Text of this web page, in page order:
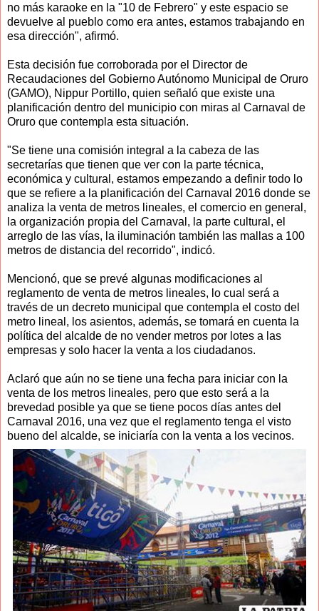
no más karaoke en la "10 de Febrero" y este espacio se
devuelve al pueblo como era antes, estamos trabajando en
esa dirección", afirmó.
Esta decisión fue corroborada por el Director de
Recaudaciones del Gobierno Autónomo Municipal de Oruro
(GAMO), Nippur Portillo, quien señaló que existe una
planificación dentro del municipio con miras al Carnaval de
Oruro que contempla esta situación.
"Se tiene una comisión integral a la cabeza de las
secretarías que tienen que ver con la parte técnica,
económica y cultural, estamos empezando a definir todo lo
que se refiere a la planificación del Carnaval 2016 donde se
analiza la venta de metros lineales, el comercio en general,
la organización propia del Carnaval, la parte cultural, el
arreglo de las vías, la iluminación también las mallas a 100
metros de distancia del recorrido", indicó.
Mencionó, que se prevé algunas modificaciones al
reglamento de venta de metros lineales, lo cual será a
través de un decreto municipal que contempla el costo del
metro lineal, los asientos, además, se tomará en cuenta la
política del alcalde de no vender metros por lotes a las
empresas y solo hacer la venta a los ciudadanos.
Aclaró que aún no se tiene una fecha para iniciar con la
venta de los metros lineales, pero que esto será a la
brevedad posible ya que se tiene pocos días antes del
Carnaval 2016, una vez que el reglamento tenga el visto
bueno del alcalde, se iniciaría con la venta a los vecinos.